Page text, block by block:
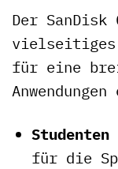
Der
vielseitiges
für eine
Studenten
für die